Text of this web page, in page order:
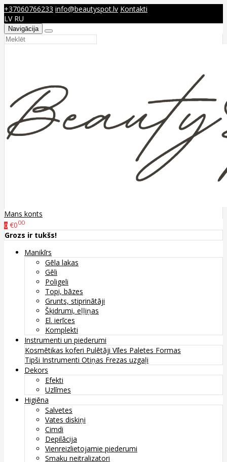
+37060766233 info@beautyspot.lv Kontakti
LV RU
Navigācija
Mans konts
0 €000
Grozs ir tukšs!
Manikīrs
Gēla lakas
Gēli
Poligeli
Topi, bāzes
Grunts, stiprinātāji
Šķidrumi, eļļiņas
El. ierīces
Komplekti
Instrumenti un piederumi
Kosmētikas koferi Pulētāji Vīles Paletes Formas
Tipši Instrumenti Otiņas Frezas uzgaļi
Dekors
Efekti
Uzlīmes
Higiēna
Salvetes
Vates diskiņi
Cimdi
Depilācija
Vienreizlietojamie piederumi
Smaku neitralizatori